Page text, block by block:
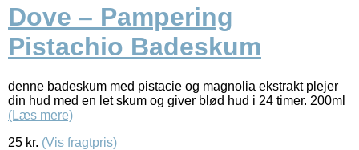
Dove – Pampering
Pistachio Badeskum
denne badeskum med pistacie og magnolia ekstrakt plejer
din hud med en let skum og giver blød hud i 24 timer. 200ml
(Læs mere)
25 kr. (Vis fragtpris)